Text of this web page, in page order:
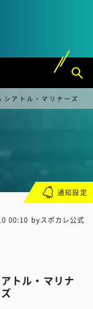
アトル・マリナーズ
00:10 byスポカレ公式
トル・マリナ
通知設定